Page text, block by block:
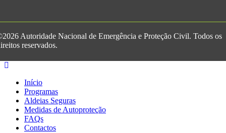
Autoridade Nacional de Emergência e Proteção Civil. Todos os
reservados.
Início
Programas
Aldeias Seguras
Medidas de Autoproteção
FAQs
Contactos